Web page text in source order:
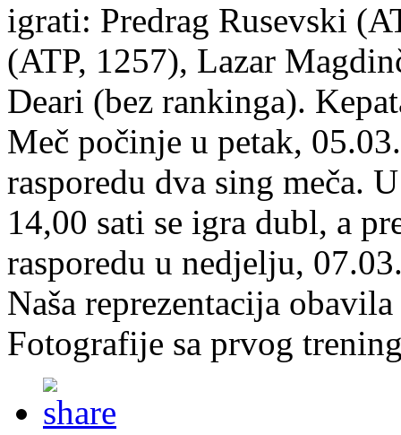
igrati: Predrag Rusevski
(ATP, 1257), Lazar
Deari (bez rankinga).
Meč počinje u petak,
rasporedu dva sing meča.
14,00 sati se igra dubl, a
rasporedu u nedjelju,
Naša reprezentacija
Fotografije sa prvog